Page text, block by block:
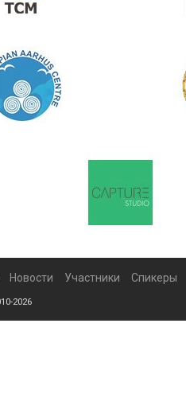
Новости Участники Спикеры
2026